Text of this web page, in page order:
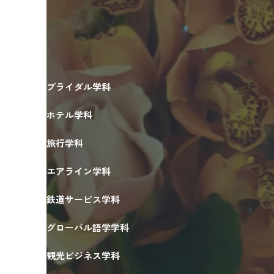
ブライダル学科
ホテル学科
旅行学科
エアライン学科
鉄道サービス学科
グローバル語学学科
観光ビジネス学科